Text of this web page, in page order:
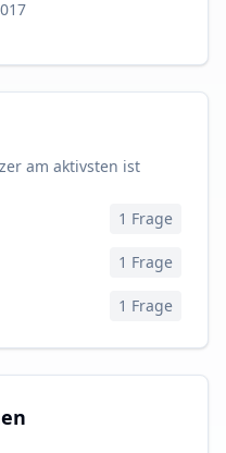
am aktivsten ist
1 Frage
1 Frage
1 Frage